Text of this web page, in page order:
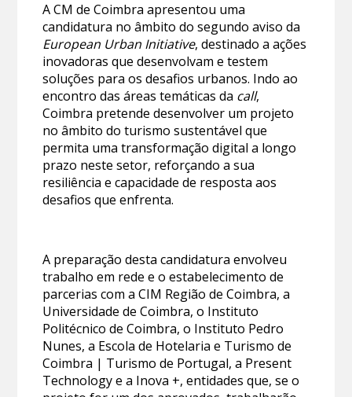
A CM de Coimbra apresentou uma
candidatura no âmbito do segundo aviso da
European Urban Initiative, destinado a ações
inovadoras que desenvolvam e testem
soluções para os desafios urbanos. Indo ao
encontro das áreas temáticas da call,
Coimbra pretende desenvolver um projeto
no âmbito do turismo sustentável que
permita uma transformação digital a longo
prazo neste setor, reforçando a sua
resiliência e capacidade de resposta aos
desafios que enfrenta.
A preparação desta candidatura envolveu
trabalho em rede e o estabelecimento de
parcerias com a CIM Região de Coimbra, a
Universidade de Coimbra, o Instituto
Politécnico de Coimbra, o Instituto Pedro
Nunes, a Escola de Hotelaria e Turismo de
Coimbra | Turismo de Portugal, a Present
Technology e a Inova +, entidades que, se o